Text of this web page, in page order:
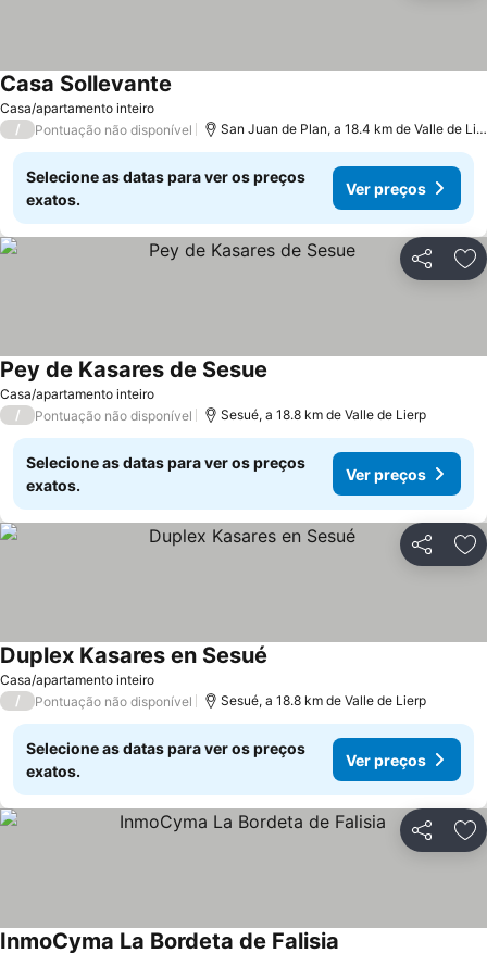
Casa/apartamento inteiro
Casa Sollevante
/ Pontuação não disponível San Juan de Plan, a 18.4 km de Valle de Lierp
Selecione as datas para ver os preços
exatos.
Ver preços
Partilhar
Casa/apartamento inteiro
Pey de Kasares de Sesue
/ Pontuação não disponível Sesué, a 18.8 km de Valle de Lierp
Selecione as datas para ver os preços
exatos.
Ver preços
Partilhar
Casa/apartamento inteiro
Duplex Kasares en Sesué
/ Pontuação não disponível Sesué, a 18.8 km de Valle de Lierp
Selecione as datas para ver os preços
exatos.
Ver preços
Partilhar
InmoCyma La Bordeta de Falisia